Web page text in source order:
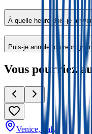
À quelle heure dois-je
Puis-je annuler ou
Vous pourriez
Venice, Italy